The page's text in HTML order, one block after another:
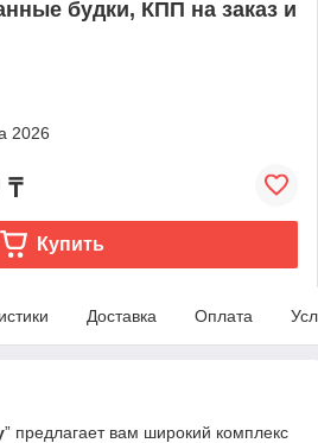
будки, КПП на заказ и
2026
₸
Купить
Доставка Оплата
” предлагает вам широкий комплекс